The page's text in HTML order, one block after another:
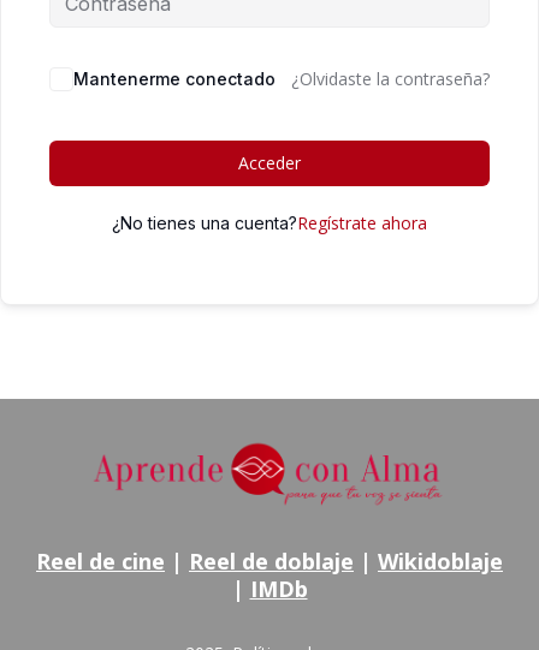
Alternative:
Mantenerme conectado ¿Olvidaste la contraseña?
Acceder
¿No tienes una cuenta?Regístrate ahora
Reel de cine | Reel de doblaje | Wikidoblaje
| IMDb